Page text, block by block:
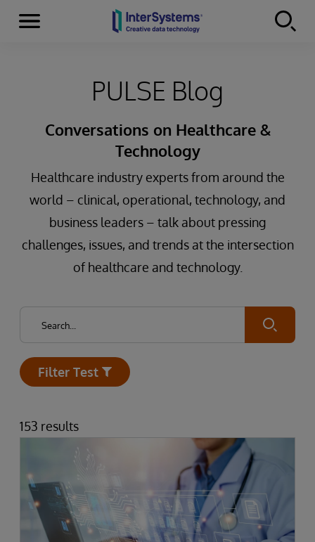
Skip to content
Menu
PULSE Blog
Conversations on Healthcare &
Technology
Healthcare industry experts from around the
world – clinical, operational, technology, and
business leaders – talk about pressing
challenges, issues, and trends at the intersection
of healthcare and technology.
Submit
Open
Filter Test
153 results